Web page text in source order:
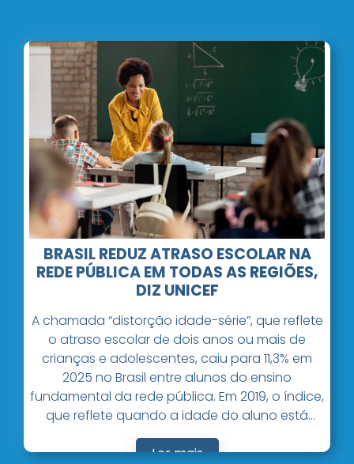
BRASIL REDUZ ATRASO ESCOLAR NA
REDE PÚBLICA EM TODAS AS REGIÕES,
DIZ UNICEF
A chamada “distorção idade-série”, que reflete
o atraso escolar de dois anos ou mais de
crianças e adolescentes, caiu para 11,3% em
2025 no Brasil entre alunos do ensino
fundamental da rede pública. Em 2019, o índice,
que reflete quando a idade do aluno está
acima do recomendado para a série escolar
que ele frequenta, era de 18,7%.
Ler mais